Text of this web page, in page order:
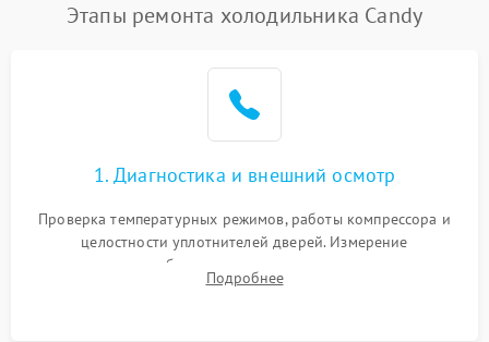
Поломка системы No Frost 2600 ₽ Подробнее →
работе
2000 ₽ Подробнее →
1000 ₽
Этапы ремонта холодильника Candy
1. Диагностика и внешний осмотр
Проверка температурных режимов, работы компрессора и
целостности уплотнителей дверей. Измерение
сопротивления обмоток мотора, проверка термостата и
считывание кодов ошибок с электронного дисплея.
Подробнее